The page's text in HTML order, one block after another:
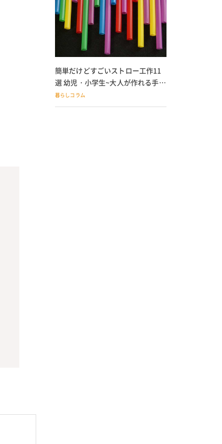
簡単だけどすごいストロー工作11
選 幼児・小学生~大人が作れる手作
りおもちゃ
暮らしコラム